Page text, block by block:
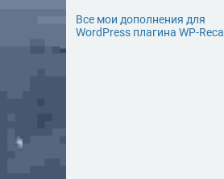
Все мои дополнения для
WordPress плагина WP-Recall